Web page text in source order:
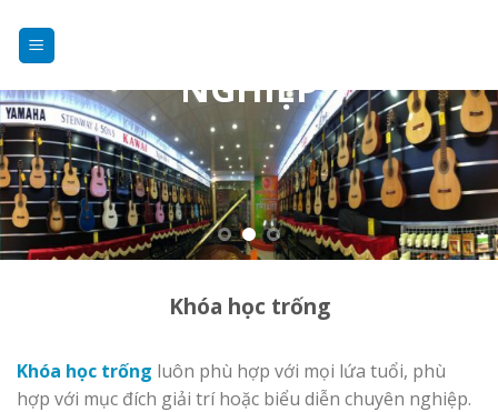
content
NGHIỆP
Khóa học trống
Khóa học trống luôn phù hợp với mọi lứa tuổi, phù
hợp với mục đích giải trí hoặc biểu diễn chuyên nghiệp.